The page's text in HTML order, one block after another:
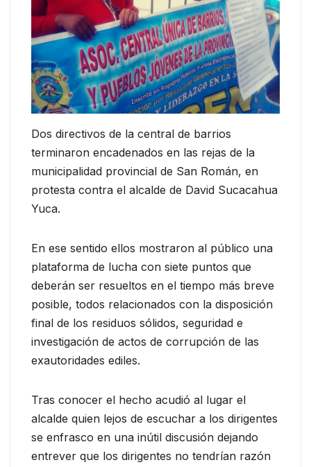
Dos directivos de la central de barrios
terminaron encadenados en las rejas de la
municipalidad provincial de San Román, en
protesta contra el alcalde de David Sucacahua
Yuca.
En ese sentido ellos mostraron al público una
plataforma de lucha con siete puntos que
deberán ser resueltos en el tiempo más breve
posible, todos relacionados con la disposición
final de los residuos sólidos, seguridad e
investigación de actos de corrupción de las
exautoridades ediles.
Tras conocer el hecho acudió al lugar el
alcalde quien lejos de escuchar a los dirigentes
se enfrasco en una inútil discusión dejando
entrever que los dirigentes no tendrían razón